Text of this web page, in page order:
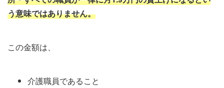
う意味ではありません。
この金額は、
介護職員であること